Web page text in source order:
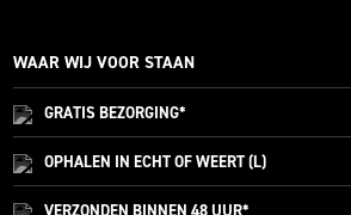
WAAR WIJ VOOR STAAN
GRATISBEZORGING*
OPHALEN IN ECHT OF WEERT (L)
VERZONDEN BINNEN 48 UUR*